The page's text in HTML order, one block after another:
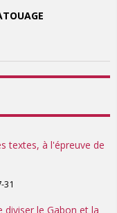
textes, à l'épreuve de
31
diviser le Gabon et la